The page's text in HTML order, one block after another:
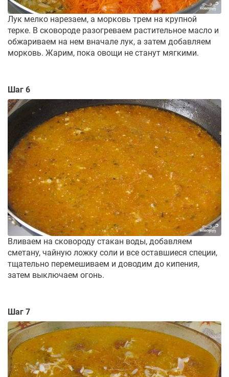
Лук мелко нарезаем, а морковь трем на крупной
терке. В сковороде разогреваем растительное масло и
обжариваем на нем вначале лук, а затем добавляем
морковь. Жарим, пока овощи не станут мягкими.
Шаг 6
Вливаем на сковороду стакан воды, добавляем
сметану, чайную ложку соли и все оставшиеся специи,
тщательно перемешиваем и доводим до кипения,
затем выключаем огонь.
Шаг 7